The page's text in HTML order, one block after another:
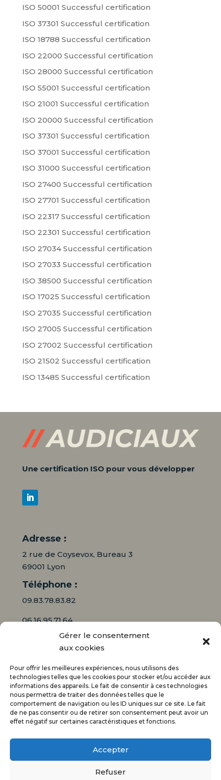
Gérer le consentement
aux cookies
Pour offrir les meilleures expériences, nous utilisons des
technologies telles que les cookies pour stocker et/ou accéder aux
informations des appareils. Le fait de consentir à ces technologies
nous permettra de traiter des données telles que le
comportement de navigation ou les ID uniques sur ce site. Le fait
de ne pas consentir ou de retirer son consentement peut avoir un
effet négatif sur certaines caractéristiques et fonctions.
Accepter
Refuser
ISO 50001 Successful certification
ISO 37301 Successful certification
ISO 18788 Successful certification
ISO 22000 Successful certification
ISO 28000 Successful certification
ISO 55001 Successful certification
ISO 21001 Successful certification
ISO 20000 Successful certification
ISO 37301 Successful certification
ISO 37001 Successful certification
ISO 31000 Successful certification
ISO 27400 Successful certification
ISO 27701 Successful certification
ISO 22317 Successful certification
ISO 22301 Successful certification
ISO 27034 Successful certification
ISO 27033 Successful certification
ISO 38500 Successful certification
ISO 17025 Successful certification
ISO 27035 Successful certification
ISO 27005 Successful certification
ISO 27002 Successful certification
ISO 21502 Successful certification
ISO 13485 Successful certification
Une certification ISO pour vous développer
Adresse :
2 rue de Coysevox, Bureau 3
69001 Lyon
Téléphone :
09.83.78.83.82
06.16.95.71.64
contact@audiciaux.fr
E-mail*